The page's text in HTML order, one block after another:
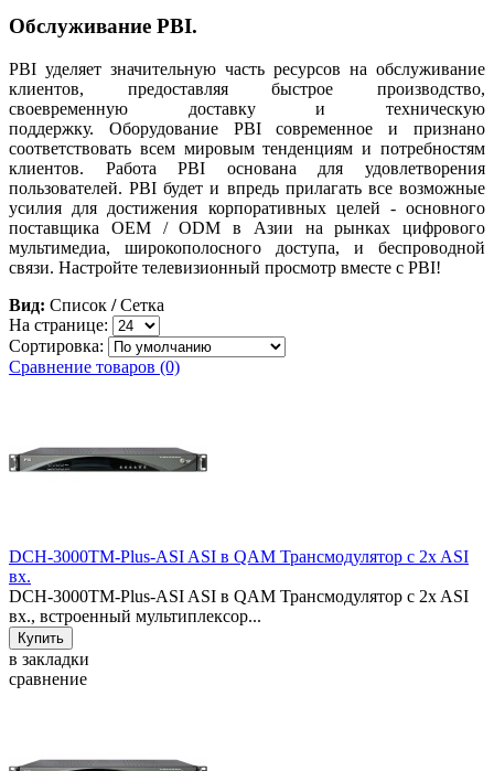
Обслуживание PBI.
PBI уделяет значительную часть ресурсов на обслуживание
клиентов, предоставляя быстрое производство,
своевременную доставку и техническую
поддержку. Оборудование PBI современное и признано
соответствовать всем мировым тенденциям и потребностям
клиентов. Работа PBI основана для удовлетворения
пользователей. PBI будет и впредь прилагать все возможные
усилия для достижения корпоративных целей - основного
поставщика OEM / ODM в Азии на рынках цифрового
мультимедиа, широкополосного доступа, и беспроводной
связи. Настройте телевизионный просмотр вместе с PBI!
Вид: Список / Сетка
На странице:
Сортировка:
Сравнение товаров (0)
DCH-3000TM-Plus-ASI ASI в QAM Трансмодулятор с 2x ASI
вх.
DCH-3000TM-Plus-ASI ASI в QAM Трансмодулятор с 2x ASI
вх., встроенный мультиплексор...
в закладки
сравнение